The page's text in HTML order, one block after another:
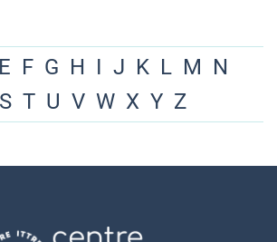
E F G H I J K L M N
S T U V W X Y Z